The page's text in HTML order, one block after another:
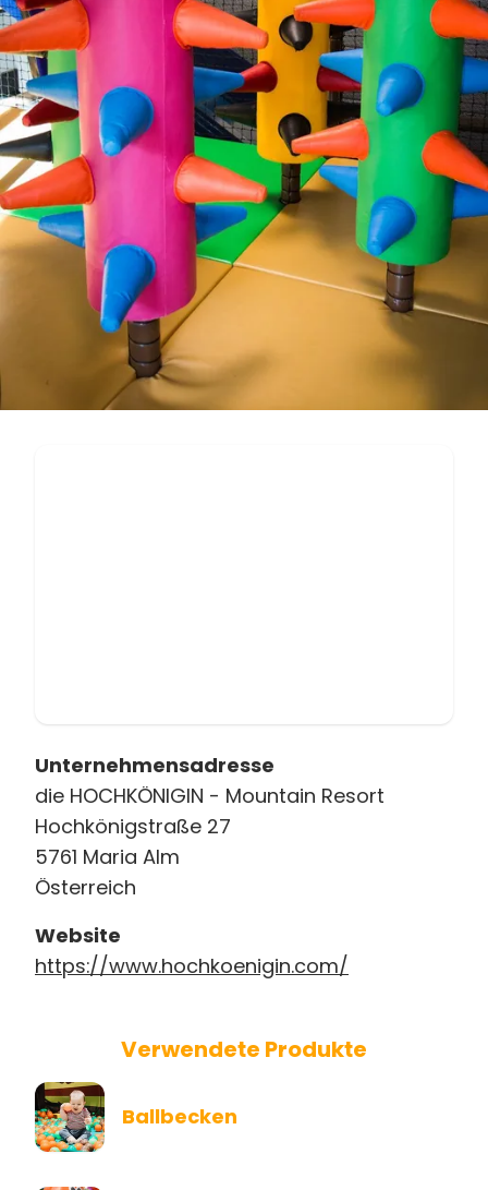
Unternehmensadresse
die HOCHKÖNIGIN - Mountain Resort
Hochkönigstraße 27
5761 Maria Alm
Österreich
Website
https://www.hochkoenigin.com/
Verwendete Produkte
Ballbecken